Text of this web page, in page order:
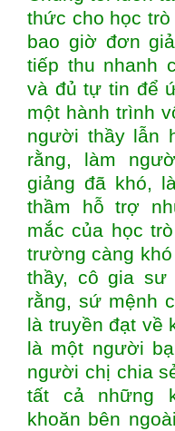
thức cho học
bao giờ đơn
tiếp thu nhanh
và đủ tự tin để
một hành trình
người thầy lẫn
rằng, làm
giảng đã khó,
thầm hỗ trợ
mắc của học
trường càng
thầy, cô gia sư
rằng, sứ mệnh
là truyền đạt về
là một người
người chị chia
tất cả những
khoăn bên